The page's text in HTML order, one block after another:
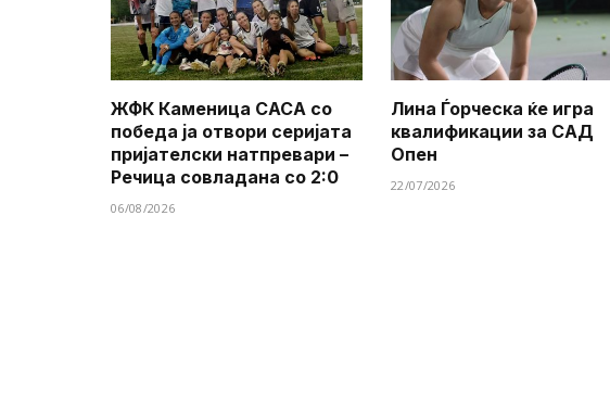
ЖФК Каменица САСА со
победа ја отвори серијата
пријателски натпревари –
Речица совладана со 2:0
06/08/2026
Лина Ѓорческа ќе игра
квалификации за САД
Опен
22/07/2026